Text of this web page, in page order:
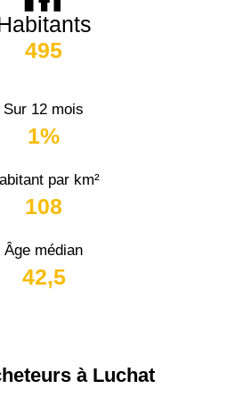
495
Sur 12 mois
1%
par km²
108
Âge médian
42,5
à Luchat